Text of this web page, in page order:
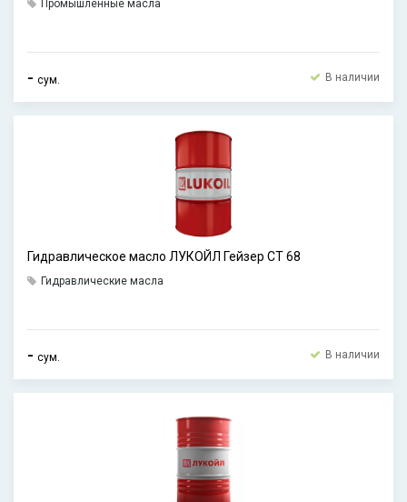
Промышленные масла
- сум. В наличии
Гидравлическое масло ЛУКОЙЛ Гейзер СТ 68
Гидравлические масла
- сум. В наличии